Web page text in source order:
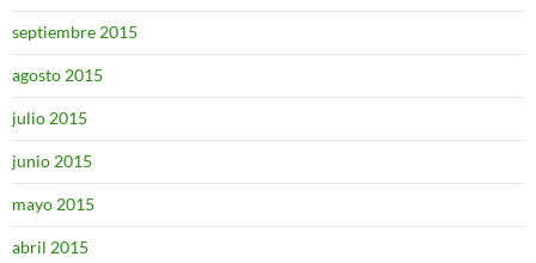
septiembre 2015
agosto 2015
julio 2015
junio 2015
mayo 2015
abril 2015